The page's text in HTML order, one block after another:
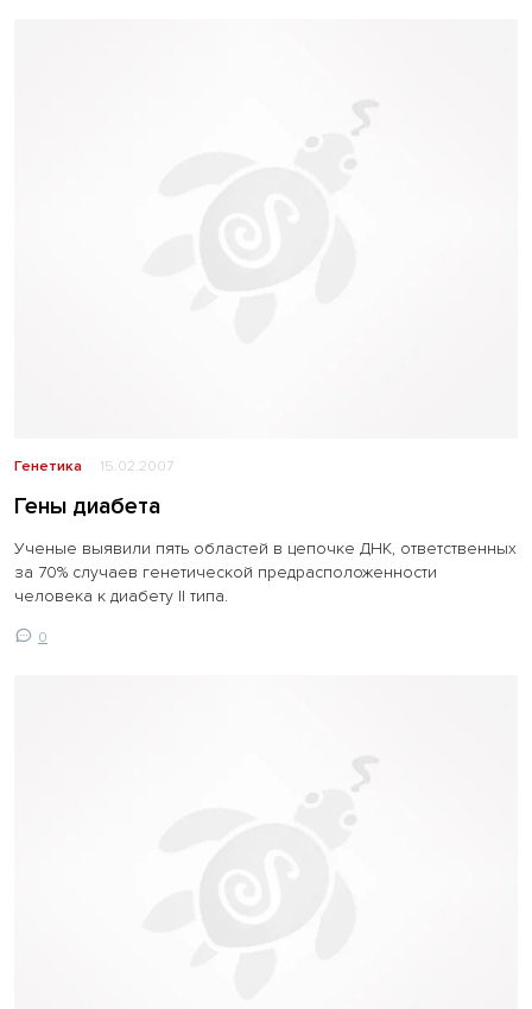
Генетика 15.02.2007
Гены диабета
Ученые выявили пять областей в цепочке ДНК, ответственных
за 70% случаев генетической предрасположенности
человека к диабету II типа.
0